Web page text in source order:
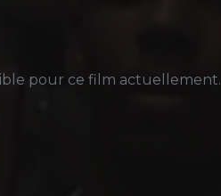
pour ce film actuellement.